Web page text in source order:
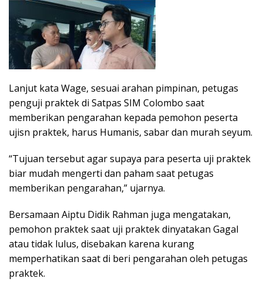
Lanjut kata Wage, sesuai arahan pimpinan, petugas
penguji praktek di Satpas SIM Colombo saat
memberikan pengarahan kepada pemohon peserta
ujisn praktek, harus Humanis, sabar dan murah seyum.
“Tujuan tersebut agar supaya para peserta uji praktek
biar mudah mengerti dan paham saat petugas
memberikan pengarahan,” ujarnya.
Bersamaan Aiptu Didik Rahman juga mengatakan,
pemohon praktek saat uji praktek dinyatakan Gagal
atau tidak lulus, disebakan karena kurang
memperhatikan saat di beri pengarahan oleh petugas
praktek.